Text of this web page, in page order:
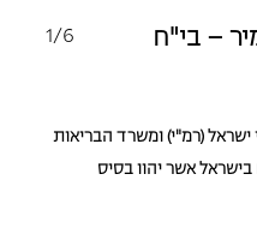
1/6
– בי"ח
ישראל (רמ"י) ומשרד הבריאות
בישראל אשר יהוו בסיס